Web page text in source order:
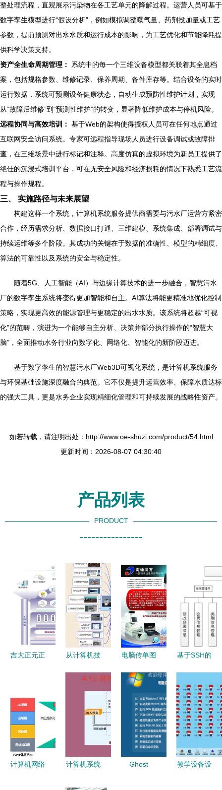
整处理流程，直观展示污染物在各工艺单元的降解过程。运营人员可基于
数字孪生模型进行“假设分析”，例如模拟调整曝气量、药剂投加量或工艺
参数，提前预测对出水水质和运行成本的影响，为工艺优化和节能降耗提
供科学决策支持。
资产全生命周期管理：
系统中的每一个三维设备模型都关联着其全息档
案，包括规格参数、维修记录、保养周期、备件库存等。结合设备的实时
运行数据，系统可预测设备健康状态，自动生成预防性维护计划，实现
从“故障后维修”到“预测性维护”的转变，显著降低维护成本与停机风险。
远程协同与高效培训： 基于Web的架构使得授权人员可在任何地点通过
互联网安全访问系统。专家可远程指导现场人员进行设备调试或故障排
查，在三维场景中进行标记和注释。高度仿真的虚拟环境为新员工提供了
绝佳的沉浸式培训平台，可在无安全风险和经济损耗的情况下熟悉工艺流
程与操作规程。
三、 实施路径与未来展望
构建这样一个系统，计算机系统服务提供商需要与污水厂运营方紧密
合作，经历需求分析、数据接口打通、三维建模、系统集成、部署调试与
持续运维等多个阶段。其成功的关键在于数据的准确性、模型的精细度、
算法的可靠性以及系统的安全与稳定性。
随着5G、人工智能（AI）与边缘计算技术的进一步融合，智慧污水
厂的数字孪生系统将变得更加智能和自主。AI算法将能更精准地优化控制
策略，实现更高效的能源管理与更稳定的出水水质。该系统将超越“可视
化”的范畴，演进为一个能够自主分析、决策并部分执行操作的“智慧大
脑”，全面推动水务行业向数字化、网络化、智能化的新阶段迈进。
基于数字孪生的智慧污水厂Web3D可视化系统，是计算机系统服务
与环保基础设施深度融合的典范。它不仅是提升运营效率、保障水质达标
的强大工具，更是水务企业实现精细化管理和可持续发展的战略性资产。
如若转载，请注明出处：http://www.oe-shuzi.com/product/54.html
更新时间：2026-08-07 04:30:40
产品列表
PRODUCT
----------------
吉大正元正
数字安全新
防线
从计算机技
进”20年
电脑传单图
基于SSH的
销售系统的
开发与设计
与计算机系
统服务研究
计算机网络
计算机系统
Ghost
教学设备设